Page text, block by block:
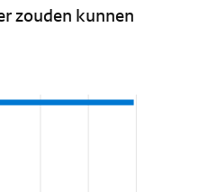
zouden kunnen